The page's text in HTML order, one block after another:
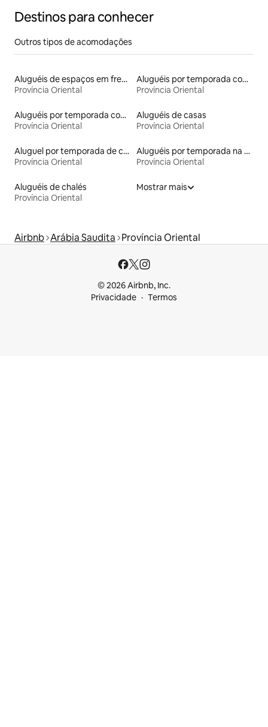
Destinos para conhecer
Outros tipos de acomodações
Aluguéis de espaços em frente à praia
Província Oriental
Aluguéis por temporada com acesso ao lago
Província Oriental
Aluguéis por temporada com suítes privativas
Província Oriental
Aluguéis de casas
Província Oriental
Aluguel por temporada de casas de hóspedes
Província Oriental
Aluguéis por temporada na orla
Província Oriental
Aluguéis de chalés
Província Oriental
Mostrar mais
Airbnb Arábia Saudita Província Oriental
© 2026 Airbnb, Inc.
Privacidade
Termos